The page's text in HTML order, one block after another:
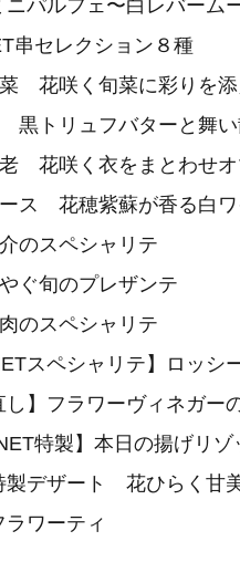
ニパルフェ〜白レバーム
串セレクション８種
花咲く旬菜に彩りを添
黒トリュフバターと舞い
花咲く衣をまとわせ
ス 花穂紫蘇が香る白ワ
のスペシャリテ
ぐ旬のプレザンテ
のスペシャリテ
スペシャリテ】ロッ
し】フラワーヴィネガー
特製】本日の揚げリゾ
製デザート 花ひらく甘
ラワーティ